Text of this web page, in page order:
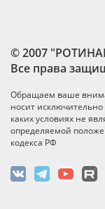
© 2007
Все права
Обращаем ваше
носит
каких условиях не
определяемой
кодекса РФ